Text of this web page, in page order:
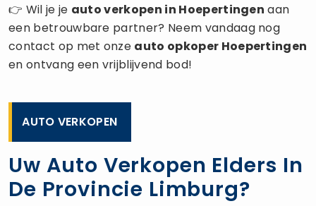
👉 Wil je je auto verkopen in Hoepertingen aan
een betrouwbare partner? Neem vandaag nog
contact op met onze auto opkoper Hoepertingen
en ontvang een vrijblijvend bod!
AUTO VERKOPEN
Uw Auto Verkopen Elders In
De Provincie Limburg?